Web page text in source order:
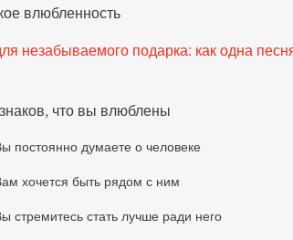
влюбленность
незабываемого подарка: как одна
что вы влюблены
постоянно думаете о человеке
хочется быть рядом с ним
стремитесь стать лучше ради него